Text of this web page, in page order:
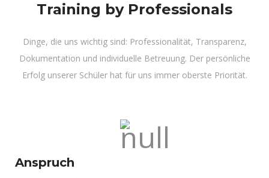
Training by Professionals
Dinge, die uns wichtig sind: Professionalität, Transparenz,
Dokumentation und individuelle Betreuung. Der persönliche
Erfolg unserer Schüler hat für uns immer oberste Priorität.
Anspruch